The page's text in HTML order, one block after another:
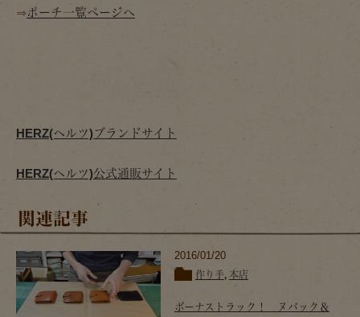
⇒ポーチ一覧ページへ
HERZ(ヘルツ)ブランドサイト
HERZ(ヘルツ)公式通販サイト
関連記事
2016/01/20
作り手, 本店
ボーナストラック！ ヌバック＆